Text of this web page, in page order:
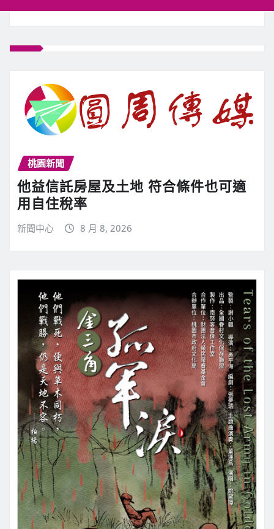
桃園新聞
他益信託房屋及土地 符合條件也可適
用自住稅率
新聞中心 8 月 8, 2026